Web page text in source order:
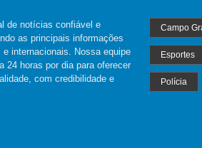
de notícias confiável e
as principais informações
internacionais. Nossa equipe
24 horas por dia para oferecer
com credibilidade e
Campo
Esportes
Polícia